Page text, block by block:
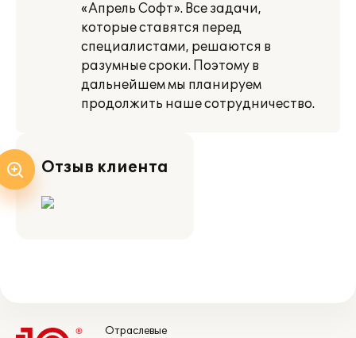
«Апрель Софт». Все задачи,
которые ставятся пе­ред
специалистами, решаются в
разумные сроки. Поэтому в
дальнейшем мы плани­руем
продолжить наше сотрудничество.
Отзыв клиента
Отраслевые